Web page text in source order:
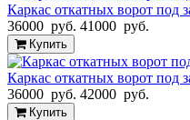
Каркас откатных ворот
36000 руб. 41000 руб.
Купить
Каркас откатных ворот
36000 руб. 42000 руб.
Купить